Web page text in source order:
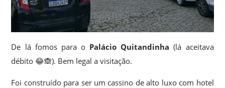
De lá fomos para o Palácio Quitandinha (lá aceitava
débito 😂🙈). Bem legal a visitação.
Foi construído para ser um cassino de alto luxo com hotel